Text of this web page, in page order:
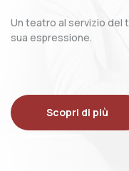
Un teatro al servizio del
sua espressione.
Scopri di più